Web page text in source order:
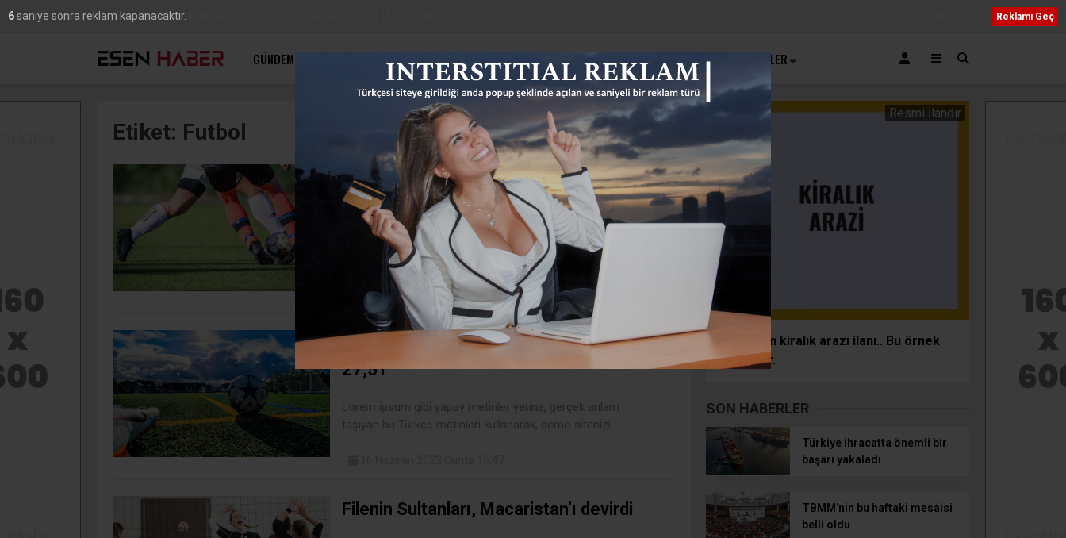
FOTOGALERİ
GÜNDEM MAGAZIN SAĞLIK RESMI İLANLAR SERVISLER
Etiket: Futbol
A Milli Takım’da sakatlık şoku! Kadrodan
çıkarıldı
Bu metinler, tasarım ve içerik düzenlemelerinizi test etmenize
yardımcı olacaktır. Sitenizi ziyaret eden kullanıcılar, gerçekçi
16 Haziran 2023 Cuma 16:56
Süper Lig’de takımların yaş ortalaması
27,51
Lorem ipsum gibi yapay metinler yerine, gerçek anlam
taşıyan bu Türkçe metinleri kullanarak, demo sitenizi
Filenin Sultanları, Macaristan’ı devirdi
Adliyeden kiralık arazı ilanı.. Bu örnek
bir ilandır.
SON HABERLER
Türkiye ihracatta önemli bir
başarı yakaladı
TBMM’nin bu haftaki mesaisi
belli oldu
5saniye sonra reklam kapanacaktır. Reklamı Geç